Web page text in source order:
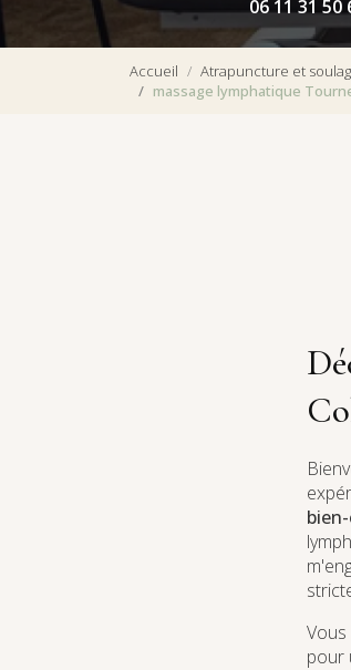
06 11 31 50
Accueil Atrapuncture et
massage lymphatique
pour